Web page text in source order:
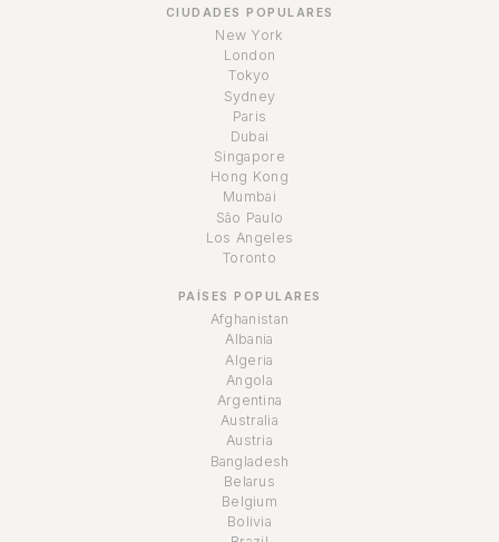
CIUDADES POPULARES
New York
London
Tokyo
Sydney
Paris
Dubai
Singapore
Hong Kong
Mumbai
São Paulo
Los Angeles
Toronto
PAÍSES POPULARES
Afghanistan
Albania
Algeria
Angola
Argentina
Australia
Austria
Bangladesh
Belarus
Belgium
Bolivia